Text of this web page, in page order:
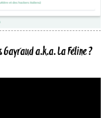
Gayraud a.k.a. La Féline ?